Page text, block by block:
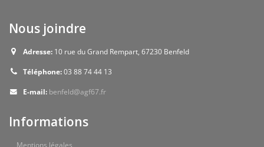
Nous joindre
Adresse: 10 rue du Grand Rempart, 67230 Benfeld
Téléphone:03 88 74 44 13
E-mail: benfeld@agf67.fr
Informations
Mentions légales